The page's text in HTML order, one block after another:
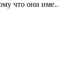
что они име..